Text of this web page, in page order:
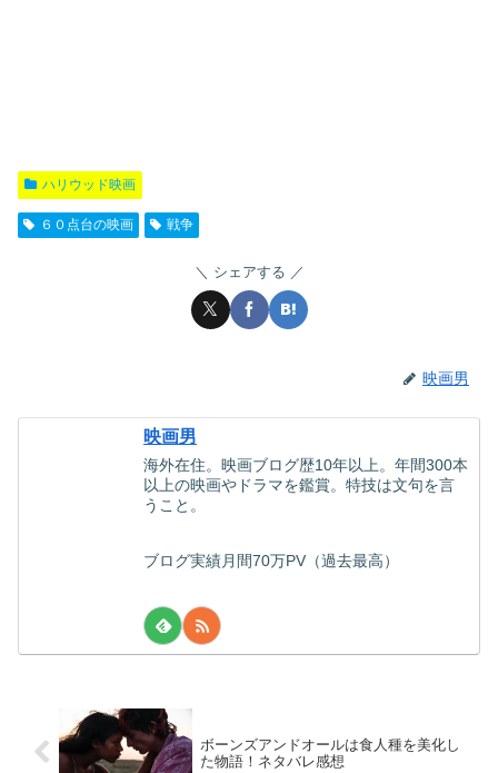
ハリウッド映画
６０点台の映画 戦争
シェアする
映画男
映画男
海外在住。映画ブログ歴10年以上。年間300本
以上の映画やドラマを鑑賞。特技は文句を言
うこと。
ブログ実績月間70万PV（過去最高）
ボーンズアンドオールは食人種を美化し
た物語！ネタバレ感想